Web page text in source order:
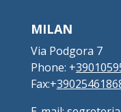
MILAN
Via Podgora 7
Phone: +
Fax:+